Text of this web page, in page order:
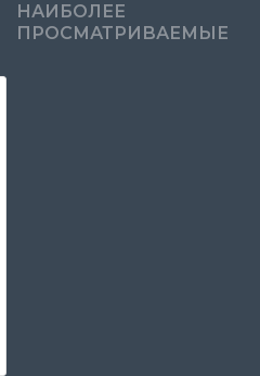
НАИБОЛЕЕ
ПРОСМАТРИВАЕМЫЕ